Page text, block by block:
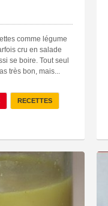
comme légume
cru en salade
se boire. Tout seul
très bon, mais...
RECETTES